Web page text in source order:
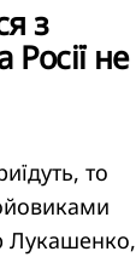
з
не
то
Лукашенко,